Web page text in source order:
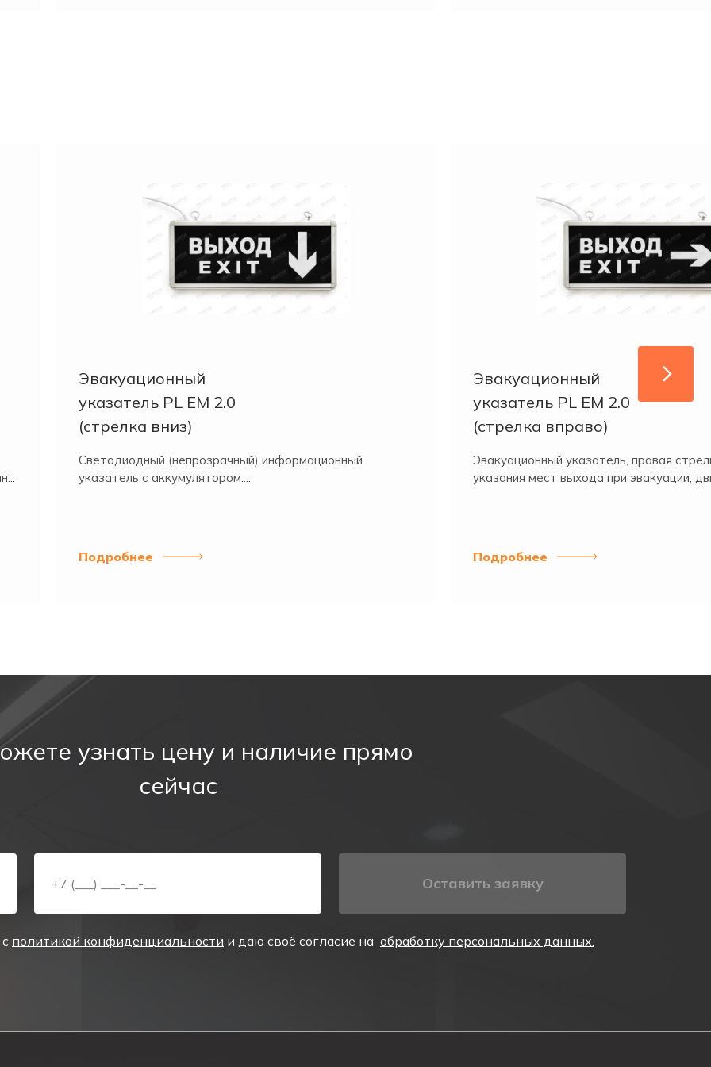
консультантом: отправьте запрос или напишите в онлайн-чат, позвоните по указанным телефонам
на все интересующие вас вопросы, предоставит подробную консультацию по выбору аварийных
оборудования — 1 год.
готовых изделий и соответствие ГОСТ.
удобной заказчику транспортной компанией (оплачивается заказчиком). Наши офисы расположены в
8
Эвакуационный
указатель PL EM 2.0
(стрелка вниз)
Светодиодный (непрозрачный) информационный
указатель с аккумулятором....
Подробнее
Эвакуационный
указатель PL EM 2.0
(стрелка вправо)
Эвакуационный указатель, правая
указания мест выхода при эвакуации,
Подробнее
узнать цену и наличие прямо
сейчас
Оставить заявку
политикой конфиденциальности и даю своё согласие на обработку персональных данных.